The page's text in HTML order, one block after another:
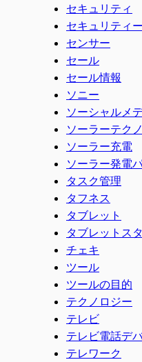
セキュリティ
セキュリティー
センサー
セール
セール情報
ソニー
ソーシャルメ
ソーラーテク
ソーラー充電
ソーラー発電
タスク管理
タフネス
タブレット
タブレットス
チェキ
ツール
ツールの目的
テクノロジー
テレビ
テレビ電話デ
テレワーク